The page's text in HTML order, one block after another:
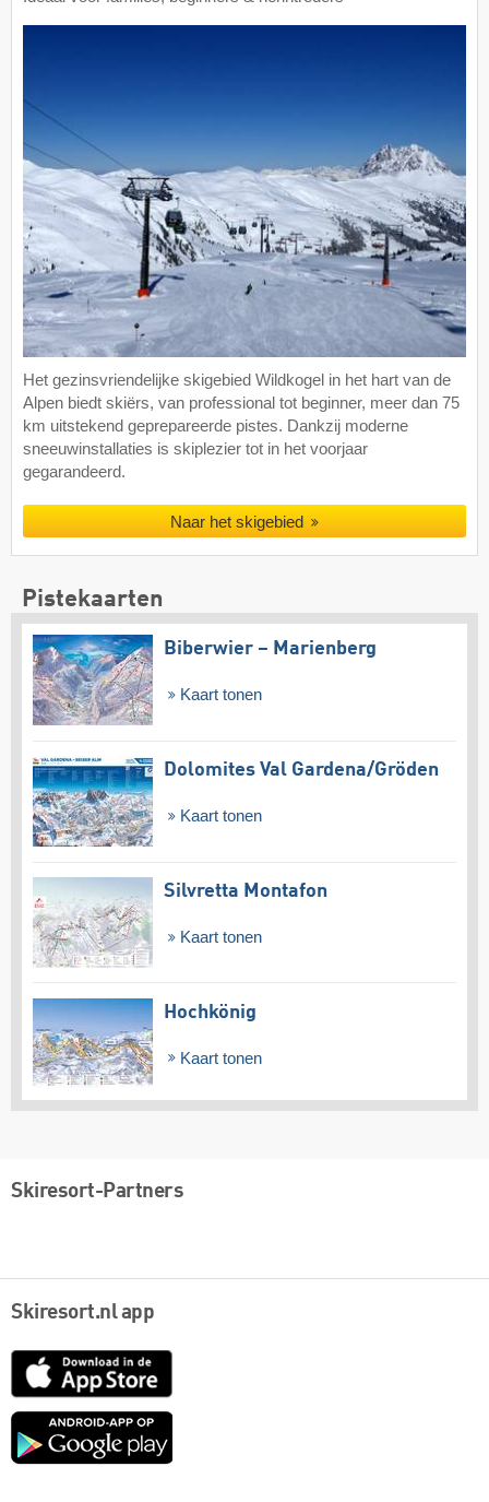
Het gezinsvriendelijke skigebied Wildkogel in het hart van de
Alpen biedt skiërs, van professional tot beginner, meer dan 75
km uitstekend geprepareerde pistes. Dankzij moderne
sneeuwinstallaties is skiplezier tot in het voorjaar
gegarandeerd.
Naar het skigebied
Pistekaarten
Biberwier – Marienberg
Kaart tonen
Dolomites Val Gardena/​Gröden
Kaart tonen
Silvretta Montafon
Kaart tonen
Hochkönig
Kaart tonen
Skiresort-Partners
Skiresort.nl app
App
Google